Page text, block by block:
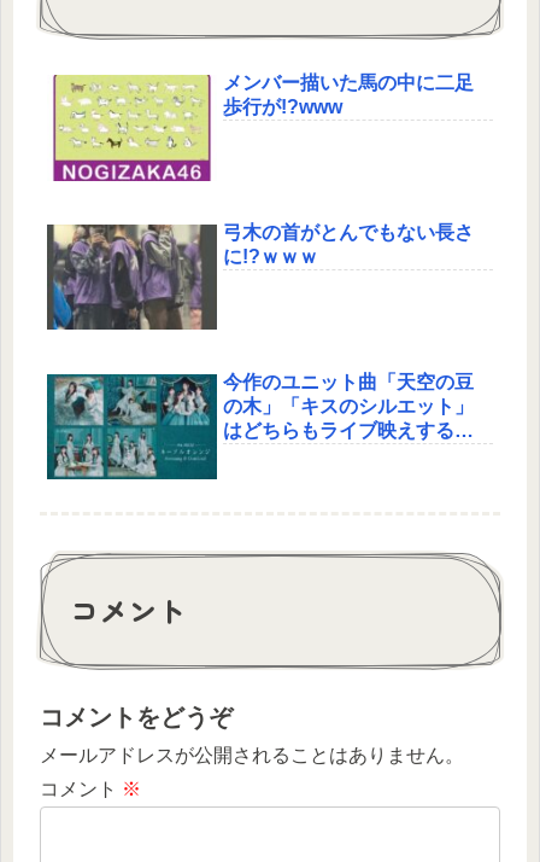
メンバー描いた馬の中に二足
歩行が!?www
弓木の首がとんでもない長さ
に!?ｗｗｗ
今作のユニット曲「天空の豆
の木」「キスのシルエット」
はどちらもライブ映えする良
コメント
コメントをどうぞ
メールアドレスが公開されることはありません。
コメント ※